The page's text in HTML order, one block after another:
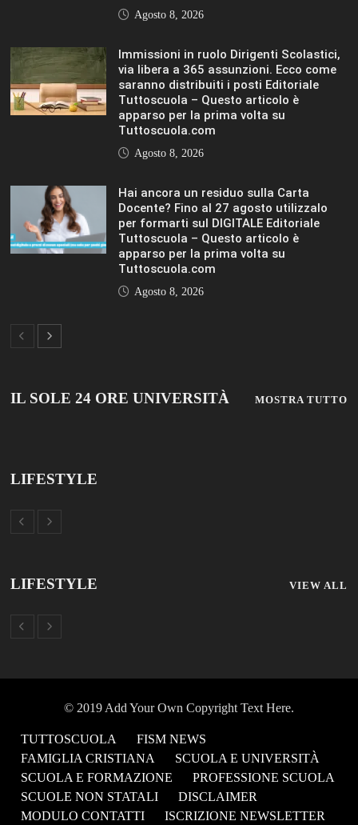
Agosto 8, 2026
Immissioni in ruolo Dirigenti Scolastici,
via libera a 365 assunzioni. Ecco come
saranno distribuiti i posti Editoriale
Tuttoscuola – Questo articolo è
apparso per la prima volta su
Tuttoscuola.com
Agosto 8, 2026
Hai ancora un residuo sulla Carta
Docente? Fino al 27 agosto utilizzalo
per formarti sul DIGITALE Editoriale
Tuttoscuola – Questo articolo è
apparso per la prima volta su
Tuttoscuola.com
Agosto 8, 2026
IL SOLE 24 ORE UNIVERSITÀ MOSTRA TUTTO
LIFESTYLE
LIFESTYLE VIEW ALL
© 2019 Add Your Own Copyright Text Here.
TUTTOSCUOLA
FISM NEWS
FAMIGLIA CRISTIANA
SCUOLA E UNIVERSITÀ
SCUOLA E FORMAZIONE
PROFESSIONE SCUOLA
SCUOLE NON STATALI
DISCLAIMER
MODULO CONTATTI
ISCRIZIONE NEWSLETTER